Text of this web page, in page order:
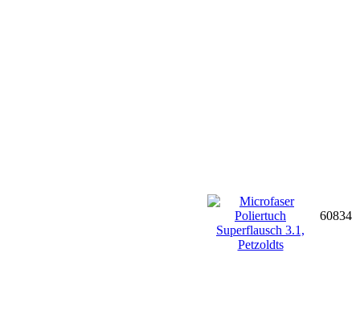
60834